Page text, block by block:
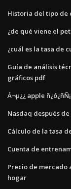
Historia del tipo de
¿de qué viene el
¿cuál es la tasa de
Guía de análisis
gráficos pdf
Á¬µ¿¿ apple
Nasdaq después
Cálculo de la tasa
Cuenta de
Precio de mercado
hogar